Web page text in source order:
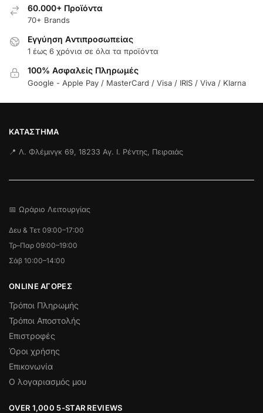
60.000+ Προϊόντα
70+ Brands
Εγγύηση Aντιπροσωπείας
1 έως 6 χρόνια σε όλα τα προϊόντα
100% Ασφαλείς Πληρωμές
Google - Apple Pay / MasterCard / Visa / IRIS / Viva / Klarna
ΚΑΤΆΣΤΗΜΑ
📍 Λ. Φλέμινγκ 69, 18233 Αγ. Ι. Ρέντης, Πειραιάς
📅 Ωράριο Λειτουργίας
Δευ & Τετ 09:00–17:00
Τρ–Παρ 09:00–19:00
Σάβ 10:00–14:00
ONLINE ΑΓΟΡΕΣ
Τρόποι Πληρωμής
Τρόποι Αποστολής
Επιστροφές
Όροι χρήσης
Επικονωνία
Ο λογαριασμός μου
OVER 1,000 5-STAR REVIEWS